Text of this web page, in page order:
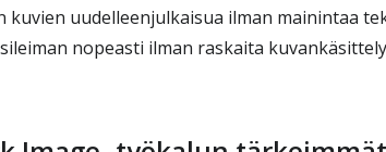
kuvien uudelleenjulkaisua ilman mainintaa
nopeasti ilman raskaita